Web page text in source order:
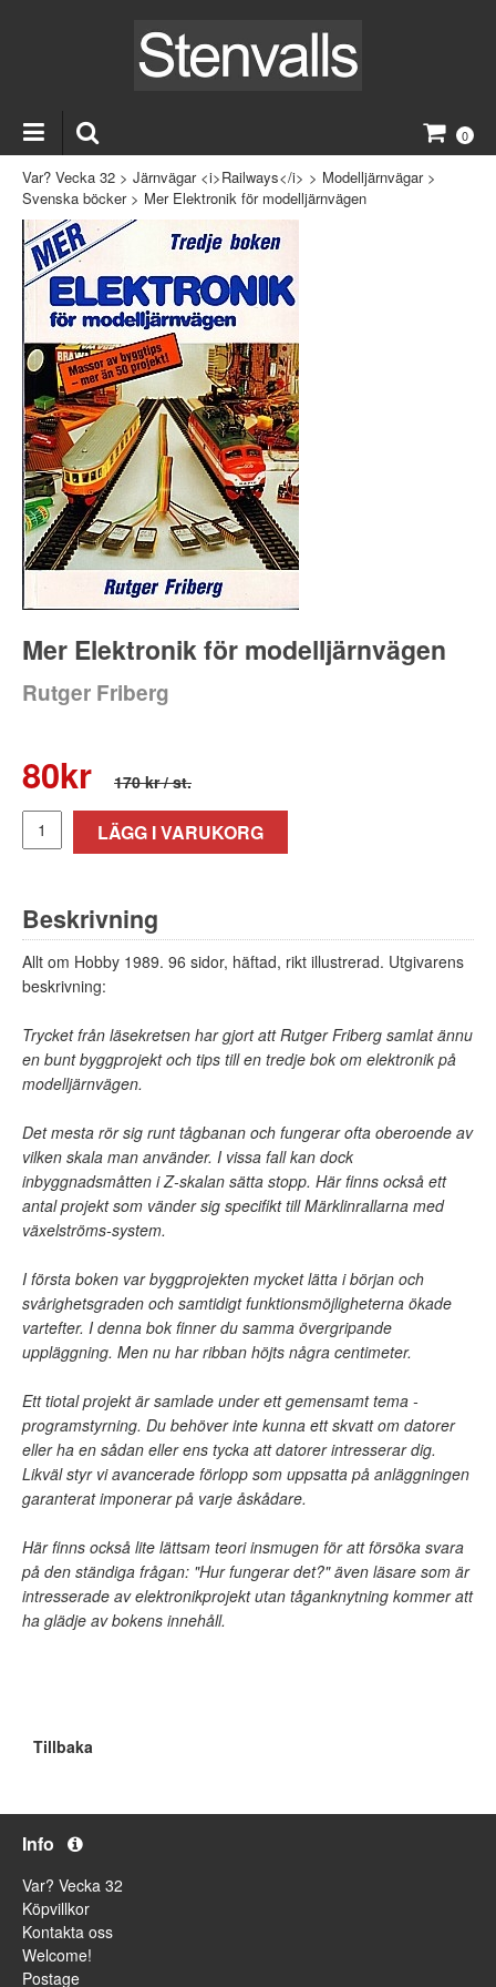
0
Var? Vecka 32 > Järnvägar <i>Railways</i> > Modelljärnvägar>
Svenska böcker> Mer Elektronik för modelljärnvägen
Mer Elektronik för modelljärnvägen
Rutger Friberg
80kr 170 kr/ st.
LÄGG I VARUKORG
Beskrivning
Allt om Hobby 1989. 96 sidor, häftad, rikt illustrerad. Utgivarens
beskrivning:
Trycket från läsekretsen har gjort att Rutger Friberg samlat ännu
en bunt byggprojekt och tips till en tredje bok om elektronik på
modelljärnvägen.
Det mesta rör sig runt tågbanan och fungerar ofta oberoende av
vilken skala man använder. I vissa fall kan dock
inbyggnadsmåtten i Z-skalan sätta stopp. Här finns också ett
antal projekt som vänder sig specifikt till Märklinrallarna med
växelströms-system.
I första boken var byggprojekten mycket lätta i början och
svårighetsgraden och samtidigt funktionsmöjligheterna ökade
vartefter. I denna bok finner du samma övergripande
uppläggning. Men nu har ribban höjts några centimeter.
Ett tiotal projekt är samlade under ett gemensamt tema -
programstyrning. Du behöver inte kunna ett skvatt om datorer
eller ha en sådan eller ens tycka att datorer intresserar dig.
Likväl styr vi avancerade förlopp som uppsatta på anläggningen
garanterat imponerar på varje åskådare.
Här finns också lite lättsam teori insmugen för att försöka svara
på den ständiga frågan: "Hur fungerar det?" även läsare som är
intresserade av elektronikprojekt utan tåganknytning kommer att
ha glädje av bokens innehåll.
Tillbaka
Info
Var? Vecka 32
Köpvillkor
Kontakta oss
Welcome!
Postage